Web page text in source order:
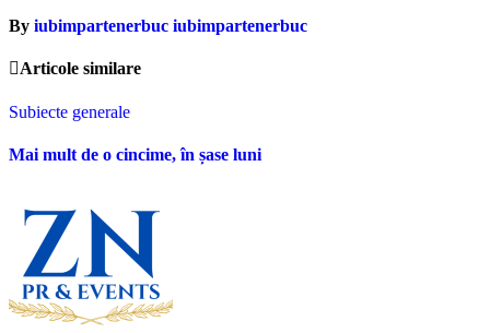
By iubimpartenerbuc iubimpartenerbuc
Articole similare
Subiecte generale
Mai mult de o cincime, în șase luni